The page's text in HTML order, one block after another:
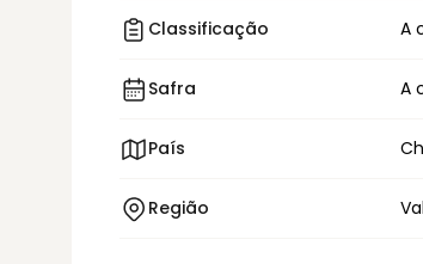
Classificação A
Safra A
País
Região